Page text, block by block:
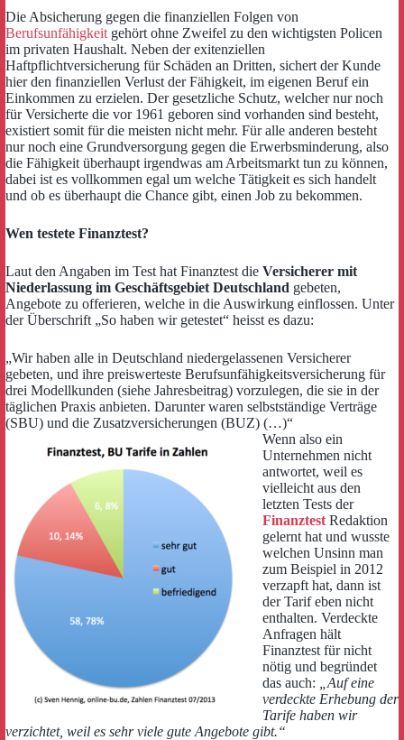
Die Absicherung gegen die finanziellen Folgen von
Berufsunfähigkeit gehört ohne Zweifel zu den wichtigsten Policen
im privaten Haushalt. Neben der exitenziellen
Haftpflichtversicherung für Schäden an Dritten, sichert der Kunde
hier den finanziellen Verlust der Fähigkeit, im eigenen Beruf ein
Einkommen zu erzielen. Der gesetzliche Schutz, welcher nur noch
für Versicherte die vor 1961 geboren sind vorhanden sind besteht,
existiert somit für die meisten nicht mehr. Für alle anderen besteht
nur noch eine Grundversorgung gegen die Erwerbsminderung, also
die Fähigkeit überhaupt irgendwas am Arbeitsmarkt tun zu können,
dabei ist es vollkommen egal um welche Tätigkeit es sich handelt
und ob es überhaupt die Chance gibt, einen Job zu bekommen.
Wen testete Finanztest?
Laut den Angaben im Test hat Finanztest die Versicherer mit
Niederlassung im Geschäftsgebiet Deutschland gebeten,
Angebote zu offerieren, welche in die Auswirkung einflossen. Unter
der Überschrift „So haben wir getestet“ heisst es dazu:
„Wir haben alle in Deutschland niedergelassenen Versicherer
gebeten, und ihre preiswerteste Berufsunfähigkeitsversicherung für
drei Modellkunden (siehe Jahresbeitrag) vorzulegen, die sie in der
täglichen Praxis anbieten. Darunter waren selbstständige Verträge
(SBU) und die Zusatzversicherungen (BUZ) (…)“
Wenn also ein
Unternehmen nicht
antwortet, weil es
vielleicht aus den
letzten Tests der
Finanztest Redaktion
gelernt hat und wusste
welchen Unsinn man
zum Beispiel in 2012
verzapft hat, dann ist
der Tarif eben nicht
enthalten. Verdeckte
Anfragen hält
Finanztest für nicht
nötig und begründet
das auch:
„Auf eine
verdeckte Erhebung der
Tarife haben wir
verzichtet, weil es sehr viele gute Angebote gibt.“